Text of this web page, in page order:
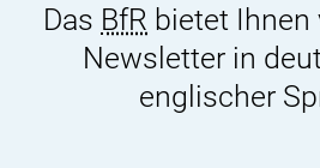
Das BfR bietet Ihnen
Newsletter in
englischer